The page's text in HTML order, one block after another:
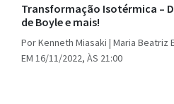
Transformação Isotérmica –
de Boyle e mais!
Por Kenneth Miasaki | Maria Beatriz
EM 16/11/2022, ÀS 21:00